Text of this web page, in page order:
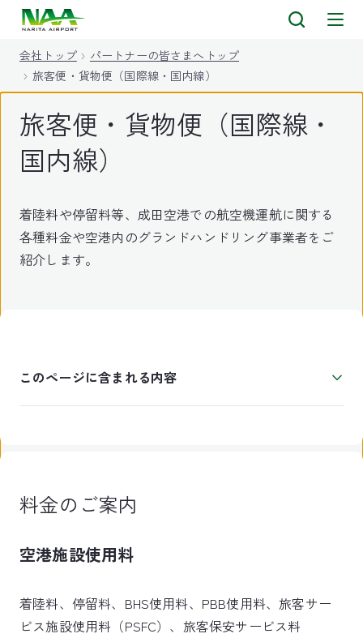
会社トップ
パートナーの皆さまへトップ
旅客便・貨物便（国際線・国内線）
旅客便・貨物便（国際線・
国内線）
着陸料や停留料等、成田空港での航空機運航に関する
各種料金や空港内のグランドハンドリング事業者をご
紹介します。
このページに含まれる内容
料金のご案内
空港施設使用料
着陸料、停留料、BHS使用料、PBB使用料、旅客サー
ビス施設使用料（PSFC）、旅客保安サービス料